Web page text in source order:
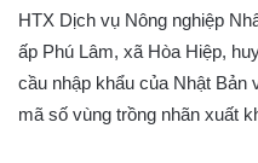
HTX Dịch vụ Nông nghiệp
ấp Phú Lâm, xã Hòa Hiệp,
cầu nhập khẩu của Nhật
mã số vùng trồng nhãn xuất